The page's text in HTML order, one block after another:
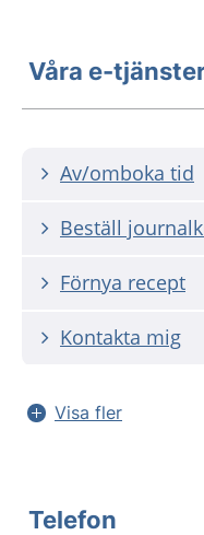
Våra e-
Av/omboka tid
Beställ
Förnya recept
Kontakta mig
Visa fler
Telefon